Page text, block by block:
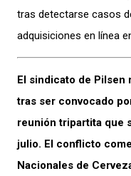
tras detectarse casos
adquisiciones en línea
El sindicato de Pilsen
tras ser convocado
reunión tripartita que
julio. El conflicto
Nacionales de